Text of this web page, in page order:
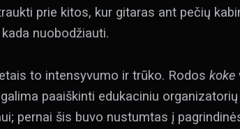
prie kitos, kur gitaras ant pečių
nuobodžiauti.
to intensyvumo ir trūko. Rodos koke
paaiškinti edukaciniu
pernai šis buvo nustumtas į